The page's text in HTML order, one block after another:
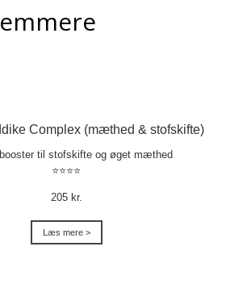
Complex (mæthed & stofskifte)
til stofskifte og øget mæthed
⭐⭐⭐⭐
205 kr.
Læs mere >